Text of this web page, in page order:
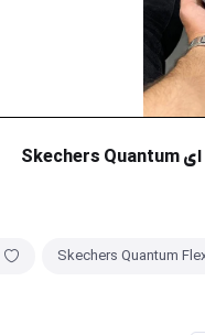
کتونی اسکچیرز کوانتوم فلکس سرمه ای Skechers Quantum